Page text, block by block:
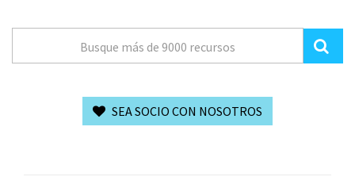
SEA SOCIO CON NOSOTROS